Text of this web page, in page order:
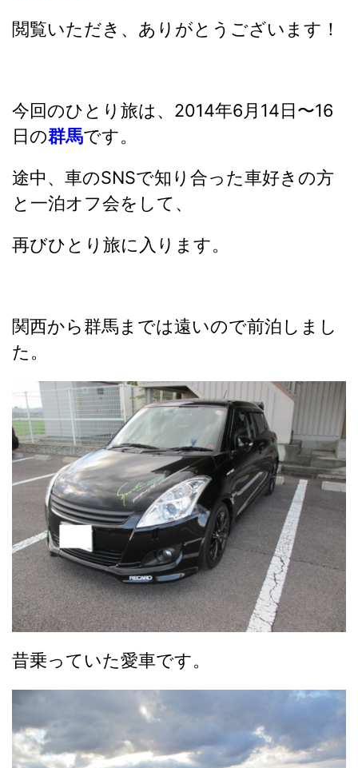
閲覧いただき、ありがとうございます！
今回のひとり旅は、2014年6月14日〜16
日の群馬です。
途中、車のSNSで知り合った車好きの方
と一泊オフ会をして、
再びひとり旅に入ります。
関西から群馬までは遠いので前泊しまし
た。
昔乗っていた愛車です。